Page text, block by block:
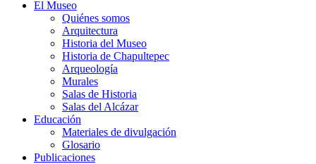
El Museo
Quiénes somos
Arquitectura
Historia del Museo
Historia de Chapultepec
Arqueología
Murales
Salas de Historia
Salas del Alcázar
Educación
Materiales de divulgación
Glosario
Publicaciones